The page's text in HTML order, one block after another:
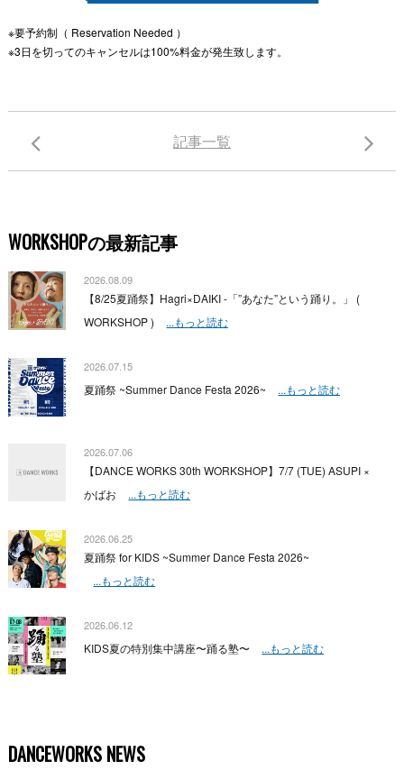
※要予約制（ Reservation Needed ）
※3日を切ってのキャンセルは100%料金が発生致します。
記事一覧
WORKSHOPの最新記事
2026.08.09
【8/25夏踊祭】Hagri×DAIKI -「”あなた”という踊り。」 (
WORKSHOP )
...もっと読む
2026.07.15
夏踊祭 ~Summer Dance Festa 2026~ ...もっと読む
2026.07.06
【DANCE WORKS 30th WORKSHOP】7/7 (TUE) ASUPI ×
かばお
...もっと読む
2026.06.25
夏踊祭 for KIDS ~Summer Dance Festa 2026~
...もっと読む
2026.06.12
KIDS夏の特別集中講座〜踊る塾〜 ...もっと読む
DANCEWORKS NEWS